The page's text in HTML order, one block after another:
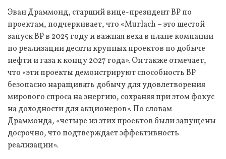
Эван Драммонд, старший вице-президент BP по
проектам, подчеркивает, что «Murlach – это шестой
запуск BP в 2025 году и важная веха в плане компании
по реализации десяти крупных проектов по добыче
нефти и газа к концу 2027 года». Он также отмечает,
что «эти проекты демонстрируют способность BP
безопасно наращивать добычу для удовлетворения
мирового спроса на энергию, сохраняя при этом фокус
на доходности для акционеров». По словам
Драммонда, «четыре из этих проектов были запущены
досрочно, что подтверждает эффективность
реализации».